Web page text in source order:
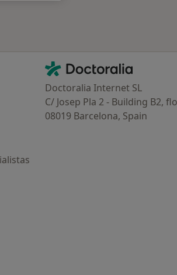
Contacto
Doctoralia - Página de inicio
Doctoralia Internet SL
C/ Josep Pla 2 - Building B2,
08019 Barcelona, Spain